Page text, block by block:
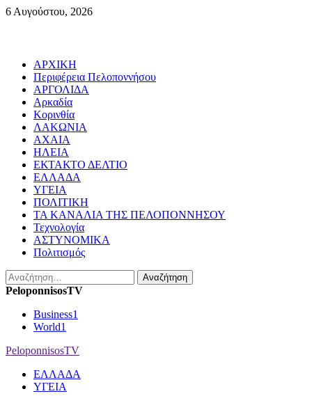
Skip
6 Αυγούστου, 2026
Primary
Menu
ΑΡΧΙΚΗ
Περιφέρεια Πελοποννήσου
ΑΡΓΟΛΙΔΑ
Αρκαδία
Κορινθία
ΛΑΚΩΝΙΑ
ΑΧΑΙΑ
ΗΛΕΙΑ
ΕΚΤΑΚΤΟ ΔΕΛΤΙΟ
ΕΛΛΑΔΑ
ΥΓΕΙΑ
ΠΟΛΙΤΙΚΗ
ΤΑ ΚΑΝΑΛΙΑ ΤΗΣ ΠΕΛΟΠΟΝΝΗΣΟΥ
Τεχνολογία
ΑΣΤΥΝΟΜΙΚΑ
Πολιτισμός
Αναζήτηση
για:
PeloponnisosTV
Business1
World1
PeloponnisosTV
ΕΛΛΑΔΑ
ΥΓΕΙΑ